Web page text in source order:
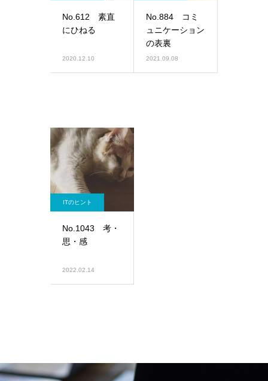
No.612 素直
にひねる
2020.12.10
No.884 コミ
ュニケーション
の表裏
2021.09.08
ITのヒント
No.1043 考・
思・感
2022.02.14